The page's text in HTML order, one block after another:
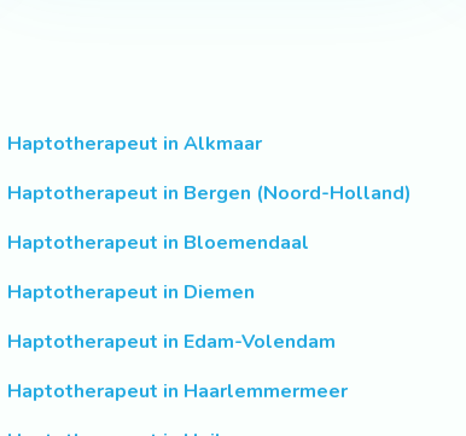
Haptotherapeut in Alkmaar
Haptotherapeut in Bergen (Noord-Holland)
Haptotherapeut in Bloemendaal
Haptotherapeut in Diemen
Haptotherapeut in Edam-Volendam
Haptotherapeut in Haarlemmermeer